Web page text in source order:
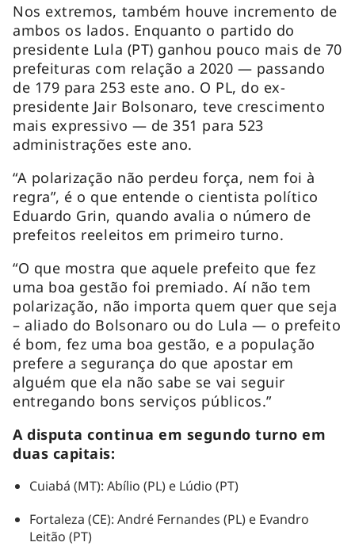
Nos extremos, também houve incremento de
ambos os lados. Enquanto o partido do
presidente Lula (PT) ganhou pouco mais de 70
prefeituras com relação a 2020 — passando
de 179 para 253 este ano. O PL, do ex-
presidente Jair Bolsonaro, teve crescimento
mais expressivo — de 351 para 523
administrações este ano.
“A polarização não perdeu força, nem foi à
regra”, é o que entende o cientista político
Eduardo Grin, quando avalia o número de
prefeitos reeleitos em primeiro turno.
“O que mostra que aquele prefeito que fez
uma boa gestão foi premiado. Aí não tem
polarização, não importa quem quer que seja
– aliado do Bolsonaro ou do Lula — o prefeito
é bom, fez uma boa gestão, e a população
prefere a segurança do que apostar em
alguém que ela não sabe se vai seguir
entregando bons serviços públicos.”
A disputa continua em segundo turno em
duas capitais:
Cuiabá (MT): Abílio (PL) e Lúdio (PT)
Fortaleza (CE): André Fernandes (PL) e Evandro
Leitão (PT)